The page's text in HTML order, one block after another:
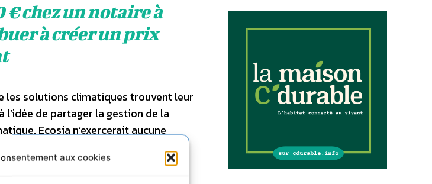
aux cookies
€ chez un notaire à
à créer un prix
les solutions climatiques trouvent leur
de partager la gestion de la
Ecosia n’exercerait aucune
qui régit aujourd’hui le Prix